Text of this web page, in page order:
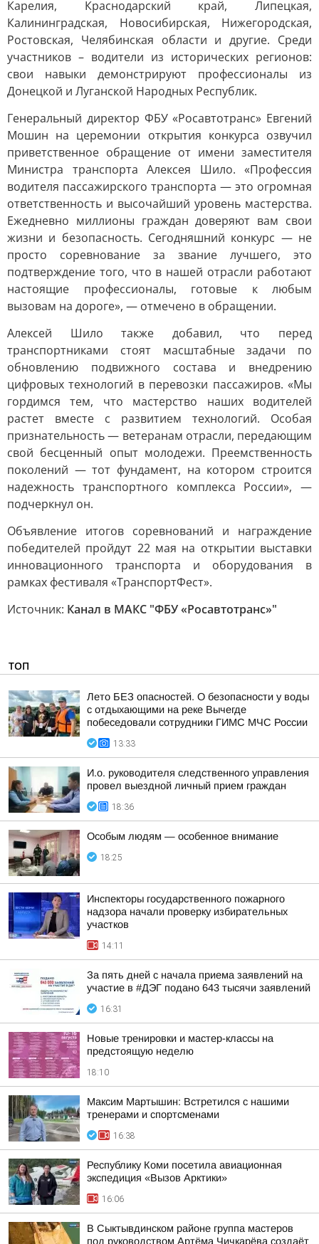
Карелия, Краснодарский край, Липецкая,
Калининградская, Новосибирская, Нижегородская,
Ростовская, Челябинская области и другие. Среди
участников – водители из исторических регионов:
свои навыки демонстрируют профессионалы из
Донецкой и Луганской Народных Республик.
Генеральный директор ФБУ «Росавтотранс» Евгений
Мошин на церемонии открытия конкурса озвучил
приветственное обращение от имени заместителя
Министра транспорта Алексея Шило. «Профессия
водителя пассажирского транспорта — это огромная
ответственность и высочайший уровень мастерства.
Ежедневно миллионы граждан доверяют вам свои
жизни и безопасность. Сегодняшний конкурс — не
просто соревнование за звание лучшего, это
подтверждение того, что в нашей отрасли работают
настоящие профессионалы, готовые к любым
вызовам на дороге», — отмечено в обращении.
Алексей Шило также добавил, что перед
транспортниками стоят масштабные задачи по
обновлению подвижного состава и внедрению
цифровых технологий в перевозки пассажиров. «Мы
гордимся тем, что мастерство наших водителей
растет вместе с развитием технологий. Особая
признательность — ветеранам отрасли, передающим
свой бесценный опыт молодежи. Преемственность
поколений — тот фундамент, на котором строится
надежность транспортного комплекса России», —
подчеркнул он.
Объявление итогов соревнований и награждение
победителей пройдут 22 мая на открытии выставки
инновационного транспорта и оборудования в
рамках фестиваля «ТранспортФест».
Источник: Канал в МАКС "ФБУ «Росавтотранс»"
ТОП
Лето БЕЗ опасностей. О безопасности у воды
с отдыхающими на реке Вычегде
побеседовали сотрудники ГИМС МЧС России
13:33
И.о. руководителя следственного управления
провел выездной личный прием граждан
18:36
Особым людям — особенное внимание
18:25
Инспекторы государственного пожарного
надзора начали проверку избирательных
участков
14:11
За пять дней с начала приема заявлений на
участие в #ДЭГ подано 643 тысячи заявлений
16:31
Новые тренировки и мастер-классы на
предстоящую неделю
18:10
Максим Мартышин: Встретился с нашими
тренерами и спортсменами
16:38
Республику Коми посетила авиационная
экспедиция «Вызов Арктики»
16:06
В Сыктывдинском районе группа мастеров
под руководством Артёма Чичкарёва создаёт